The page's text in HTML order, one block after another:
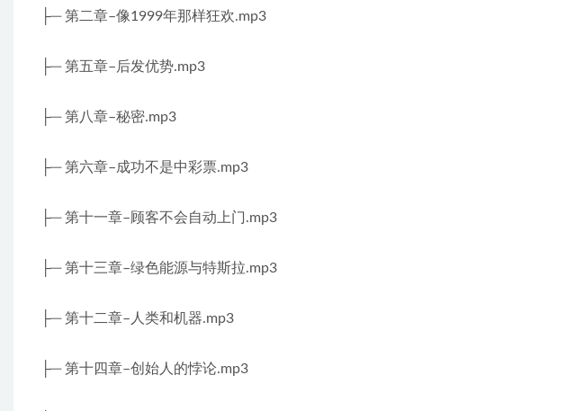
├─ 第二章–像1999年那样狂欢.mp3
├─ 第五章–后发优势.mp3
├─ 第八章–秘密.mp3
├─ 第六章–成功不是中彩票.mp3
├─ 第十一章–顾客不会自动上门.mp3
├─ 第十三章–绿色能源与特斯拉.mp3
├─ 第十二章–人类和机器.mp3
├─ 第十四章–创始人的悖论.mp3